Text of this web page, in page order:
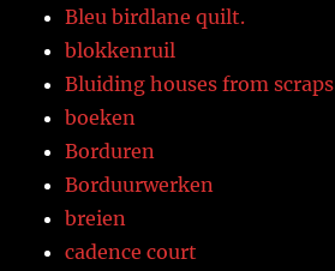
Bleu birdlane quilt.
blokkenruil
Bluiding houses from scraps
boeken
Borduren
Borduurwerken
breien
cadence court